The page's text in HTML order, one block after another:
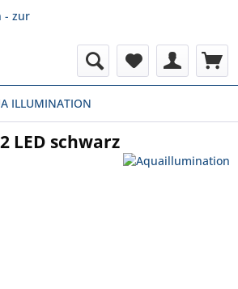
ILLUMINATION
LED schwarz